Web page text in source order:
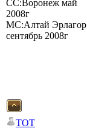
СС:Воронеж май
2008г
МС:Алтай Эрлагор
сентябрь 2008г
TOT